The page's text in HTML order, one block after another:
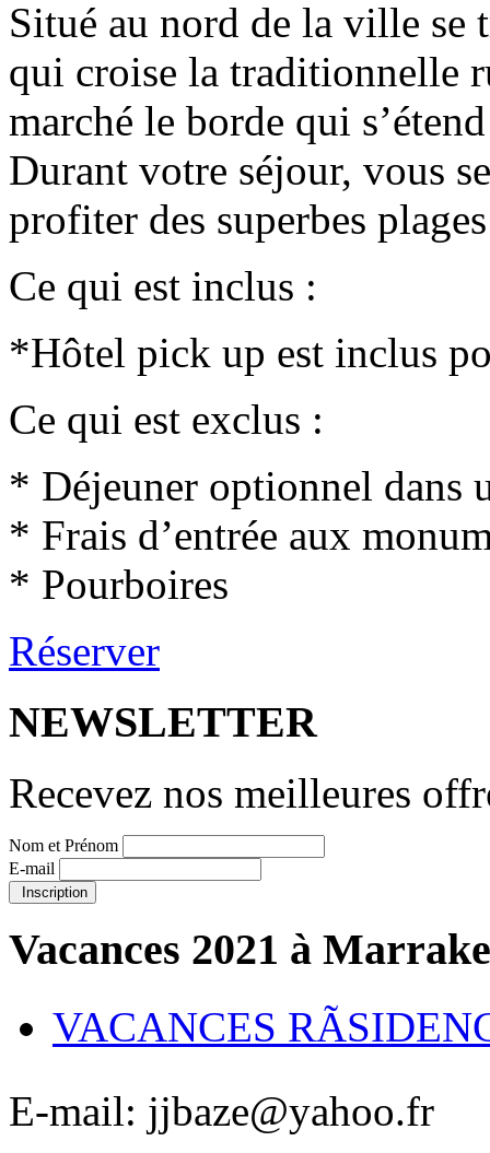
Situé au nord de la ville
qui croise la traditionnelle
marché le borde qui
Durant votre séjour, vous
profiter des superbes
Ce qui est inclus :
*Hôtel pick up est inclus
Ce qui est exclus :
* Déjeuner optionnel dans
* Frais d’entrée aux
* Pourboires
Réserver
NEWSLETTER
Recevez nos meilleures
Nom et Prénom
E-mail
Inscription
Vacances 2021 à
VACANCES
E-mail: jjbaze@yahoo.fr